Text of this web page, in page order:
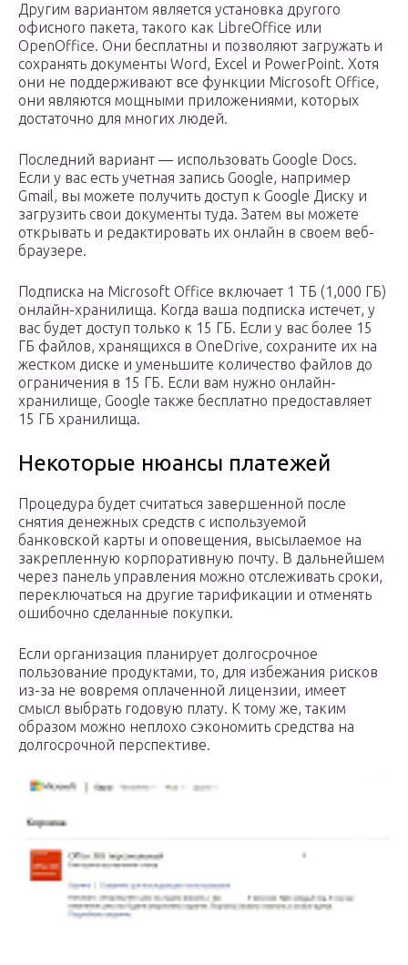
Другим вариантом является установка другого
офисного пакета, такого как LibreOffice или
OpenOffice. Они бесплатны и позволяют загружать и
сохранять документы Word, Excel и PowerPoint. Хотя
они не поддерживают все функции Microsoft Office,
они являются мощными приложениями, которых
достаточно для многих людей.
Последний вариант — использовать Google Docs.
Если у вас есть учетная запись Google, например
Gmail, вы можете получить доступ к Google Диску и
загрузить свои документы туда. Затем вы можете
открывать и редактировать их онлайн в своем веб-
браузере.
Подписка на Microsoft Office включает 1 ТБ (1,000 ГБ)
онлайн-хранилища. Когда ваша подписка истечет, у
вас будет доступ только к 15 ГБ. Если у вас более 15
ГБ файлов, хранящихся в OneDrive, сохраните их на
жестком диске и уменьшите количество файлов до
ограничения в 15 ГБ. Если вам нужно онлайн-
хранилище, Google также бесплатно предоставляет
15 ГБ хранилища.
Некоторые нюансы платежей
Процедура будет считаться завершенной после
снятия денежных средств с используемой
банковской карты и оповещения, высылаемое на
закрепленную корпоративную почту. В дальнейшем
через панель управления можно отслеживать сроки,
переключаться на другие тарификации и отменять
ошибочно сделанные покупки.
Если организация планирует долгосрочное
пользование продуктами, то, для избежания рисков
из-за не вовремя оплаченной лицензии, имеет
смысл выбрать годовую плату. К тому же, таким
образом можно неплохо сэкономить средства на
долгосрочной перспективе.